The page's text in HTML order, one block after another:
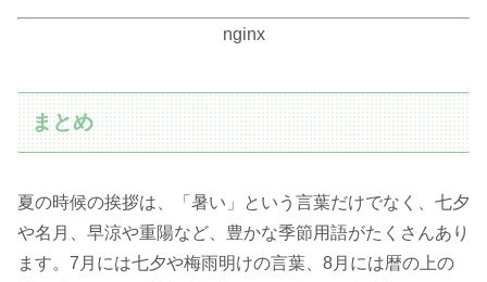
nginx
まとめ
夏の時候の挨拶は、「暑い」という言葉だけでなく、七夕
や名月、早涼や重陽など、豊かな季節用語がたくさんあり
ます。7月には七夕や梅雨明けの言葉、8月には暦の上の